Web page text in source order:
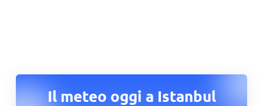
Il meteo oggi a Istanbul